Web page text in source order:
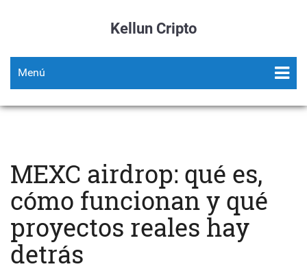
Kellun Cripto
Menú
MEXC airdrop: qué es,
cómo funcionan y qué
proyectos reales hay
detrás